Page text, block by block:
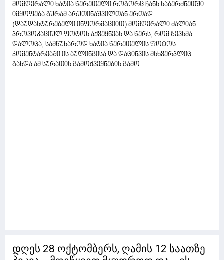
მომღერალი ხატია წერეთელი როგორც ჩანს საბერძნეთში
იმყოფება გურამ არუთინაშვილთან ერთად
(დაუდასტურებელი ინფორმაციით) მომღერალი ძალიან
პროვოკაციულ ფოტოს აქვეყნებს და წერს, რომ ზევსმა
დალოცა, სამწუხაროდ ხატია წერეთელის ფოტოს
კომენტარებში ის ბულინგისა და დაცინვის მსხვერპლიც
გახდა ამ სურათის გამოქვეყნების გამო...
დღეს 28 ოქტომბერს, ღამის 12 საათზე